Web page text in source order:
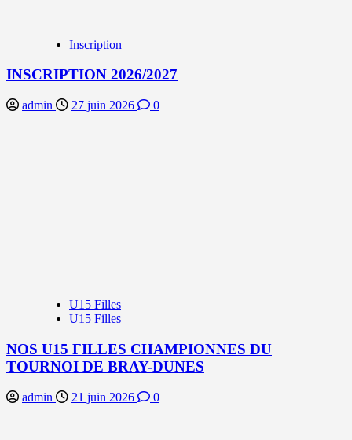
Inscription
INSCRIPTION 2026/2027
admin 27 juin 2026 0
U15 Filles
U15 Filles
NOS U15 FILLES CHAMPIONNES DU
TOURNOI DE BRAY-DUNES
admin 21 juin 2026 0